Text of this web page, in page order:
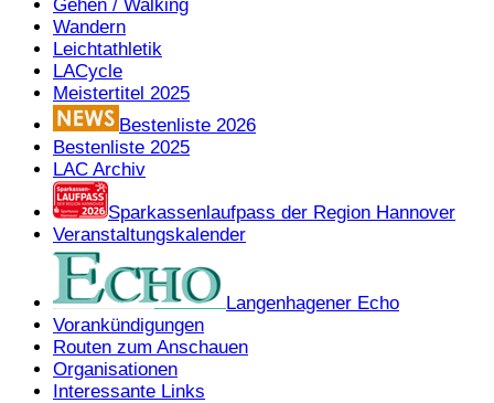
Gehen / Walking
Wandern
Leichtathletik
LACycle
Meistertitel 2025
Bestenliste 2026
Bestenliste 2025
LAC Archiv
Sparkassenlaufpass der Region Hannover
Veranstaltungskalender
Langenhagener Echo
Vorankündigungen
Routen zum Anschauen
Organisationen
Interessante Links